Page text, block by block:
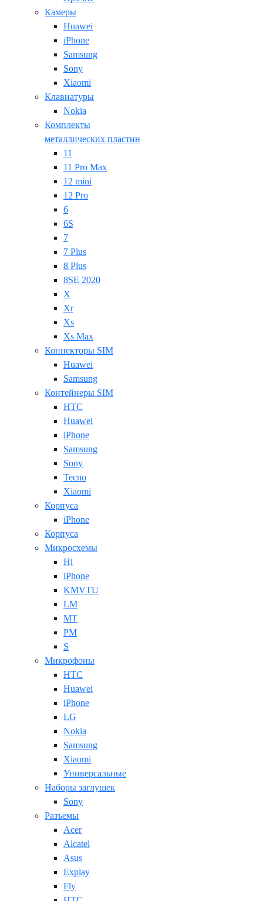
Камеры
Huawei
iPhone
Samsung
Sony
Xiaomi
Клавиатуры
Nokia
Комплекты
металлических пластин
11
11 Pro Max
12 mini
12 Pro
6
6S
7
7 Plus
8 Plus
8SE 2020
X
Xr
Xs
Xs Max
Коннекторы SIM
Huawei
Samsung
Контейнеры SIM
HTC
Huawei
iPhone
Samsung
Sony
Tecno
Xiaomi
Корпуса
iPhone
Корпуса
Микросхемы
Hi
iPhone
KMVTU
LM
MT
PM
S
Микрофоны
HTC
Huawei
iPhone
LG
Nokia
Samsung
Xiaomi
Универсальные
Наборы заглушек
Sony
Разъемы
Acer
Alcatel
Asus
Explay
Fly